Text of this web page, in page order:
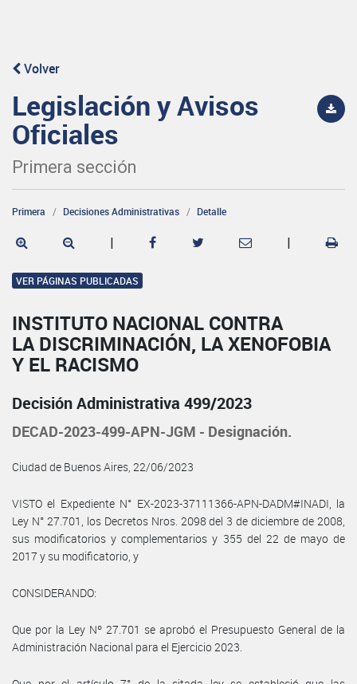
Volver
Legislación y Avisos
Oficiales
Primera sección
Primera Decisiones Administrativas Detalle
| |
VER PÁGINAS PUBLICADAS
INSTITUTO NACIONAL CONTRA
LA DISCRIMINACIÓN, LA XENOFOBIA
Y EL RACISMO
Decisión Administrativa 499/2023
DECAD-2023-499-APN-JGM - Designación.
Ciudad de Buenos Aires, 22/06/2023
VISTO el Expediente N° EX-2023-37111366-APN-DADM#INADI, la
Ley N° 27.701, los Decretos Nros. 2098 del 3 de diciembre de 2008,
sus modificatorios y complementarios y 355 del 22 de mayo de
2017 y su modificatorio, y
CONSIDERANDO:
Que por la Ley Nº 27.701 se aprobó el Presupuesto General de la
Administración Nacional para el Ejercicio 2023.